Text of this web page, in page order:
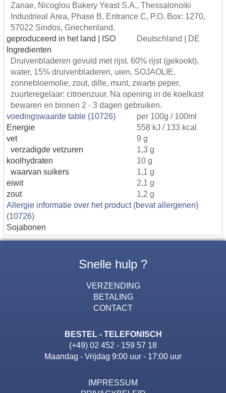
Zanae, Nicoglou Bakery Yeast S.A., Thessalonoiki
Industrieal Area, Phase B, Entrance C, P.O. Box: 1270,
57022 Sindos, Griechenland.
geproduceerd in het land | ISO
Deutschland | DE
Ingredienten
Druivenbladeren gevuld met rijst. 60% rijst (gekookt),
water, 15% druivenbladeren, uien, SOJAOLIE,
zonnebloemolie, zout, dille, munt, zwarte peper,
zuurteregelaar: citroenzuur. Na opening in de koelkast
bewaren en binnen 2 - 3 dagen gebruiken.
voedingswaarde table (10726)
per 100g / 100ml
Energie
558 kJ / 133 kcal
vet
9 g
verzadigde vetzuren
1,3 g
koolhydraten
10 g
waarvan suikers
1,1 g
eiwit
2,1 g
zout
1,2 g
Allergie informatie over het product (bevat allergenen)
(10726)
Sojabonen
Snelle hulp ?
VERZENDING
BETALING
CONTACT
BESTEL - TELEFONISCH
(+49) 02 452 - 159 57 18
Maandag - Vrijdag 9:00 uur - 17:00 uur
IMPRESSUM